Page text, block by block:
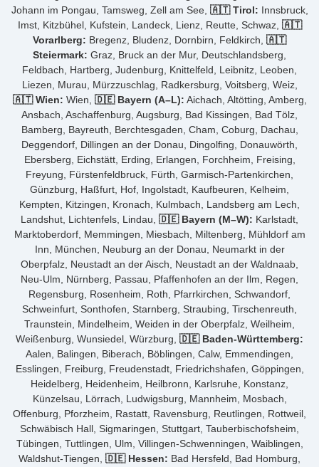
Johann im Pongau, Tamsweg, Zell am See, 🇦🇹 Tirol: Innsbruck,
Imst, Kitzbühel, Kufstein, Landeck, Lienz, Reutte, Schwaz, 🇦🇹
Vorarlberg: Bregenz, Bludenz, Dornbirn, Feldkirch, 🇦🇹
Steiermark: Graz, Bruck an der Mur, Deutschlandsberg,
Feldbach, Hartberg, Judenburg, Knittelfeld, Leibnitz, Leoben,
Liezen, Murau, Mürzzuschlag, Radkersburg, Voitsberg, Weiz,
🇦🇹 Wien: Wien, 🇩🇪 Bayern (A–L): Aichach, Altötting, Amberg,
Ansbach, Aschaffenburg, Augsburg, Bad Kissingen, Bad Tölz,
Bamberg, Bayreuth, Berchtesgaden, Cham, Coburg, Dachau,
Deggendorf, Dillingen an der Donau, Dingolfing, Donauwörth,
Ebersberg, Eichstätt, Erding, Erlangen, Forchheim, Freising,
Freyung, Fürstenfeldbruck, Fürth, Garmisch-Partenkirchen,
Günzburg, Haßfurt, Hof, Ingolstadt, Kaufbeuren, Kelheim,
Kempten, Kitzingen, Kronach, Kulmbach, Landsberg am Lech,
Landshut, Lichtenfels, Lindau, 🇩🇪 Bayern (M–W): Karlstadt,
Marktoberdorf, Memmingen, Miesbach, Miltenberg, Mühldorf am
Inn, München, Neuburg an der Donau, Neumarkt in der
Oberpfalz, Neustadt an der Aisch, Neustadt an der Waldnaab,
Neu-Ulm, Nürnberg, Passau, Pfaffenhofen an der Ilm, Regen,
Regensburg, Rosenheim, Roth, Pfarrkirchen, Schwandorf,
Schweinfurt, Sonthofen, Starnberg, Straubing, Tirschenreuth,
Traunstein, Mindelheim, Weiden in der Oberpfalz, Weilheim,
Weißenburg, Wunsiedel, Würzburg, 🇩🇪 Baden-Württemberg:
Aalen, Balingen, Biberach, Böblingen, Calw, Emmendingen,
Esslingen, Freiburg, Freudenstadt, Friedrichshafen, Göppingen,
Heidelberg, Heidenheim, Heilbronn, Karlsruhe, Konstanz,
Künzelsau, Lörrach, Ludwigsburg, Mannheim, Mosbach,
Offenburg, Pforzheim, Rastatt, Ravensburg, Reutlingen, Rottweil,
Schwäbisch Hall, Sigmaringen, Stuttgart, Tauberbischofsheim,
Tübingen, Tuttlingen, Ulm, Villingen-Schwenningen, Waiblingen,
Waldshut-Tiengen, 🇩🇪 Hessen: Bad Hersfeld, Bad Homburg,